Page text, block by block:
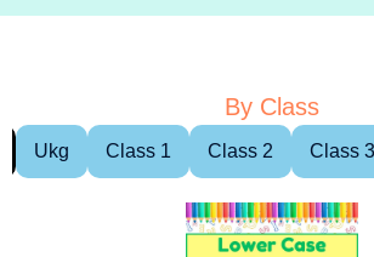
By Class
Ukg Class 1 Class 2 Class 3